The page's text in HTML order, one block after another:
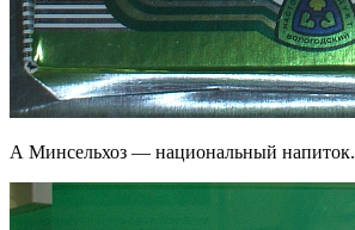
А Минсельхоз — национальный напиток.